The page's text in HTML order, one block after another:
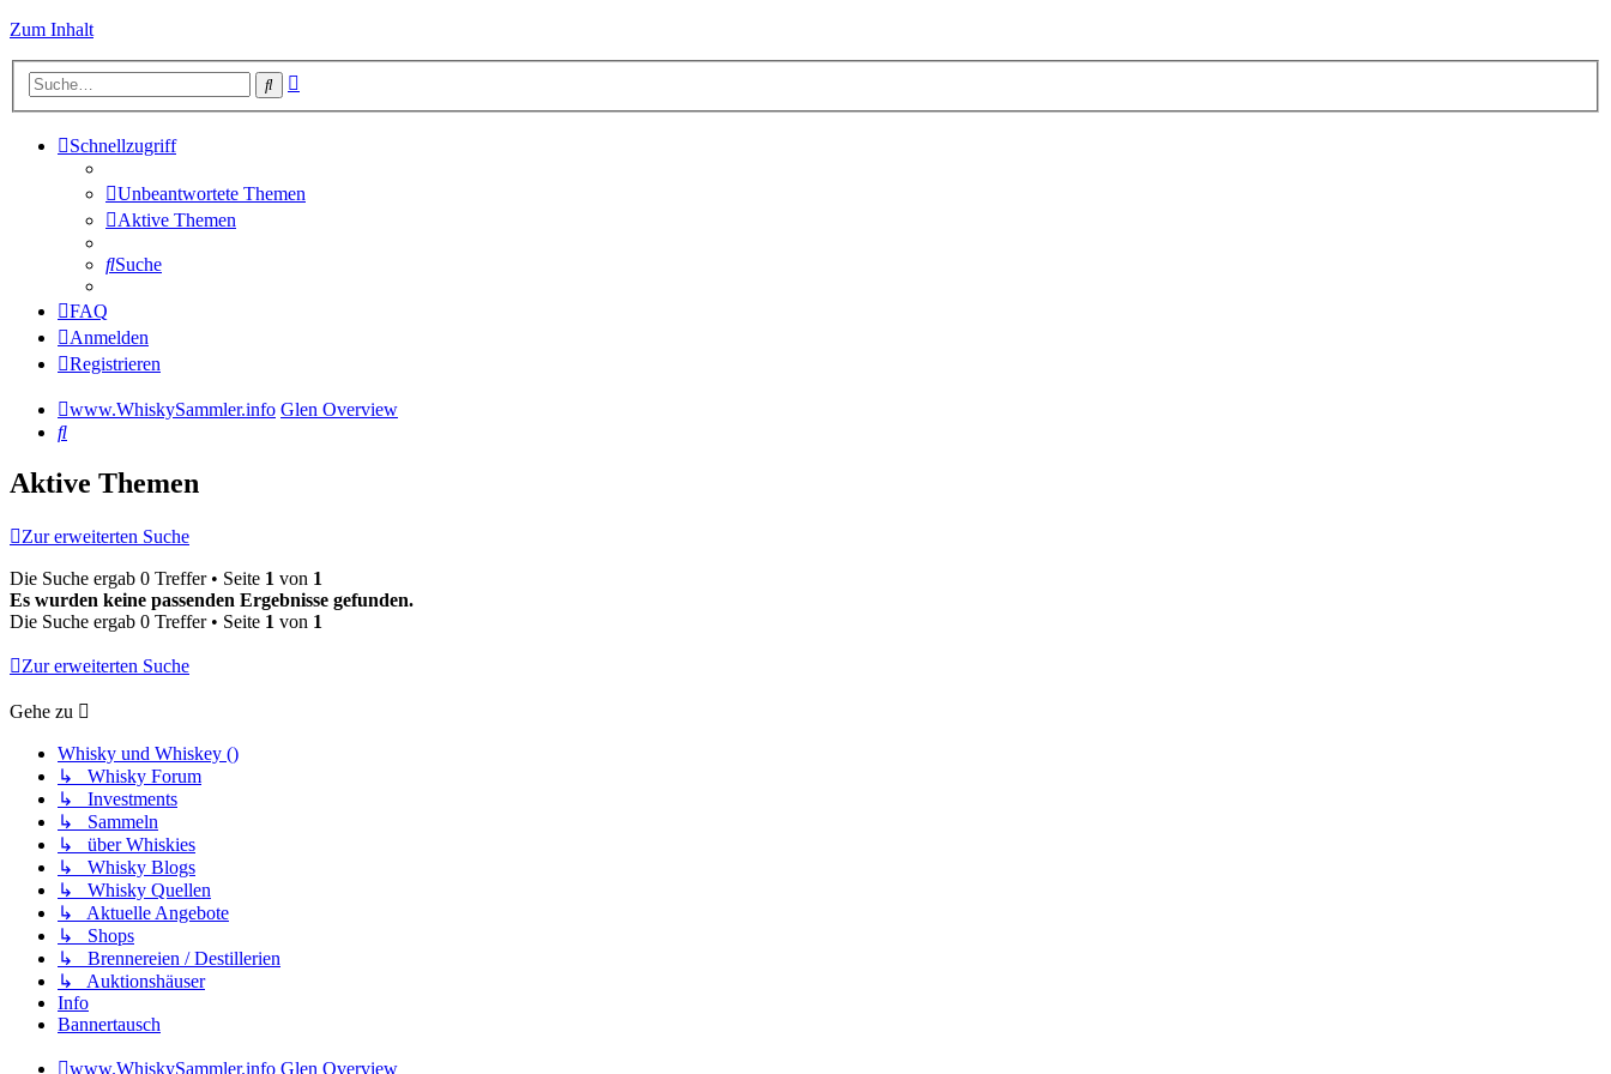
Zum Inhalt
Suche
Schnellzugriff
Unbeantwortete Themen
Aktive Themen
Suche
FAQ
Anmelden
Registrieren
www.WhiskySammler.info Glen Overview
Suche
Aktive Themen
Zur erweiterten Suche
Die Suche ergab 0 Treffer • Seite 1 von 1
Es wurden keine passenden Ergebnisse gefunden.
Die Suche ergab 0 Treffer • Seite 1 von 1
Zur erweiterten Suche
Gehe zu
Whisky und Whiskey ()
↳ Whisky Forum
↳ Investments
↳ Sammeln
↳ über Whiskies
↳ Whisky Blogs
↳ Whisky Quellen
↳ Aktuelle Angebote
↳ Shops
↳ Brennereien / Destillerien
↳ Auktionshäuser
Info
Bannertausch
www.WhiskySammler.info Glen Overview